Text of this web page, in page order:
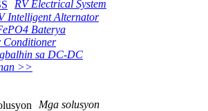
RV Electrical System
Intelligent Alternator
Baterya
Conditioner
sa DC-DC
>>
Mga solusyon